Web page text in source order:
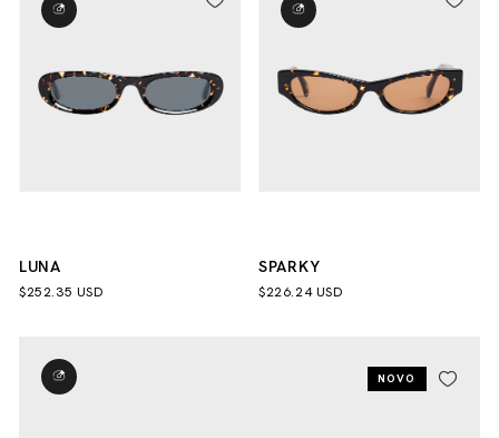
LUNA
$252.35 USD
SPARKY
$226.24 USD
NOVO